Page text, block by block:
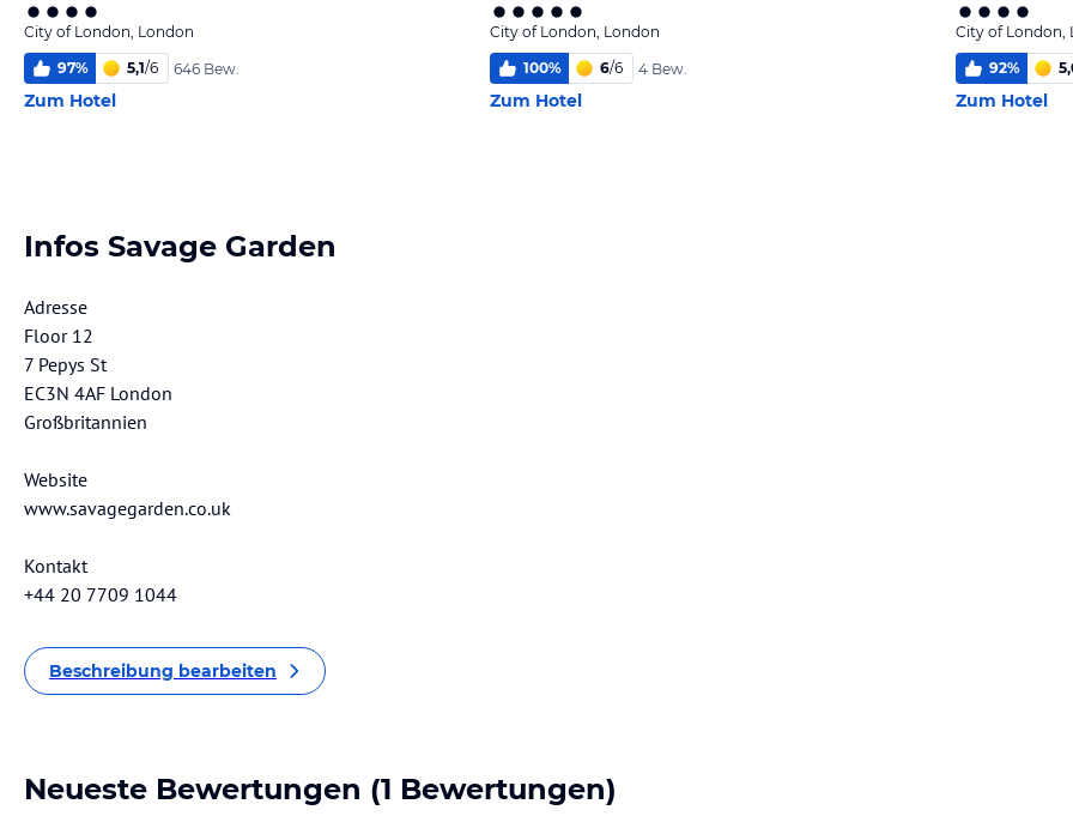
City of London, London
97% 5,1/6 646 Bew.
Zum Hotel
City of London, London
100% 6/6 4 Bew.
Zum Hotel
City of London,
92%
Zum Hotel
Infos Savage Garden
Adresse
Floor 12
7 Pepys St
EC3N 4AF London
Großbritannien
Website
www.savagegarden.co.uk
Kontakt
+44 20 7709 1044
Beschreibung bearbeiten
Neueste Bewertungen (1 Bewertungen)